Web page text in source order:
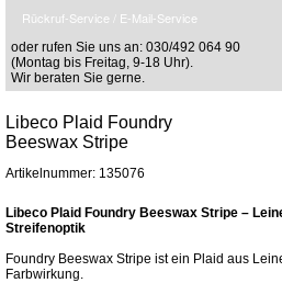
Rückruf-Service / E-Mail-Service
oder rufen Sie uns an: 030/492 064 90
(Montag bis Freitag, 9-18 Uhr).
Wir beraten Sie gerne.
Libeco Plaid Foundry
Beeswax Stripe
Artikelnummer: 135076
Libeco Plaid Foundry Beeswax Stripe –
Streifenoptik
Foundry Beeswax Stripe ist ein Plaid aus
Farbwirkung.